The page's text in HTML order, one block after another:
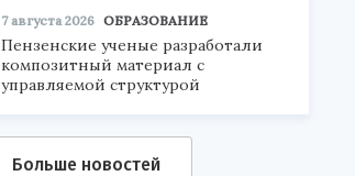
7 августа 2026 ОБРАЗОВАНИЕ
Пензенские ученые разработали
композитный материал с
управляемой структурой
Больше новостей